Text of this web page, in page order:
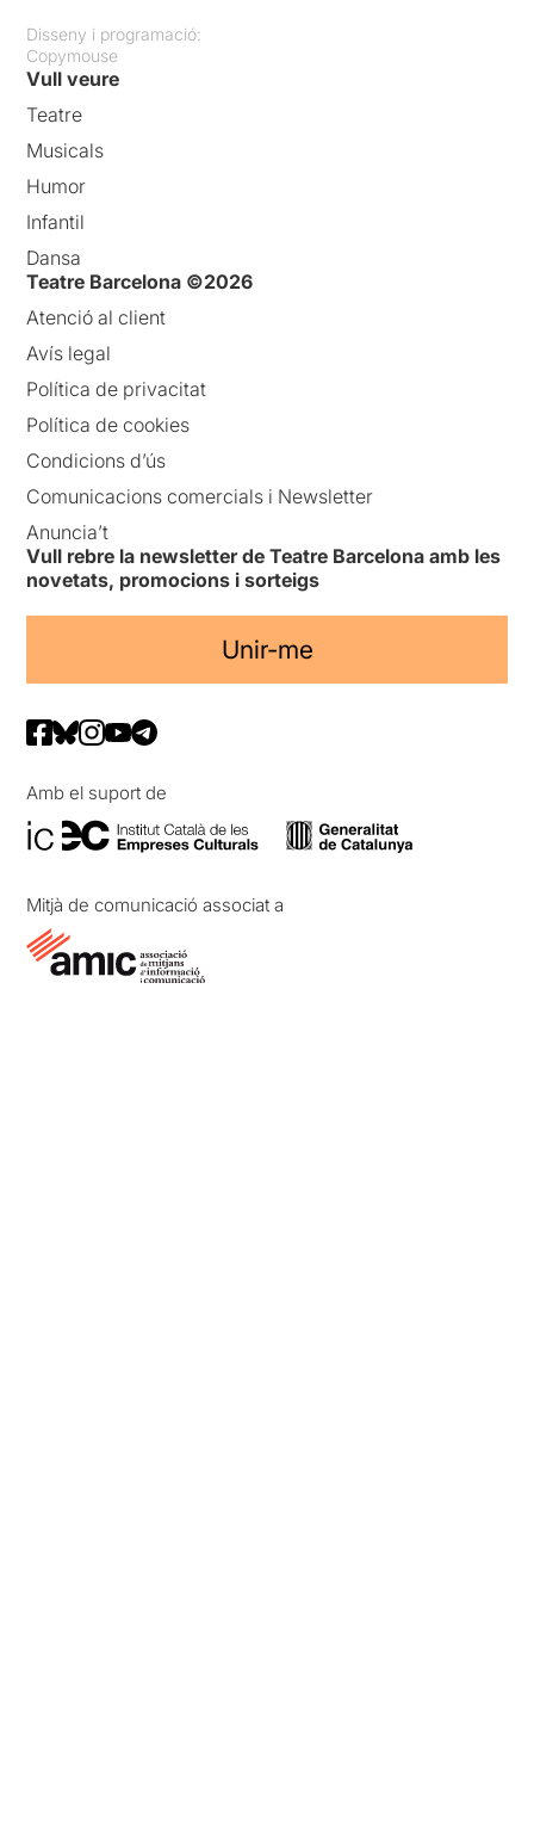
Disseny i programació:
Copymouse
Vull veure
Teatre
Musicals
Humor
Infantil
Dansa
Teatre Barcelona ©2026
Atenció al client
Avís legal
Política de privacitat
Política de cookies
Condicions d’ús
Comunicacions comercials i Newsletter
Anuncia’t
Vull rebre la newsletter de Teatre Barcelona amb les
novetats, promocions i sorteigs
Unir-me
Amb el suport de
Mitjà de comunicació associat a